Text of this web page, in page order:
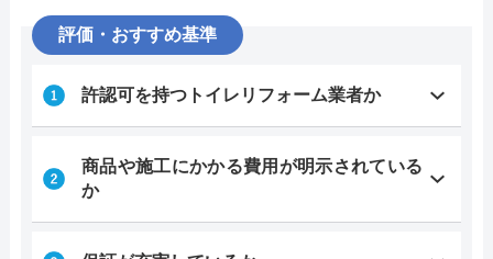
評価・おすすめ基準
許認可を持つトイレリフォーム業者か
商品や施工にかかる費用が明示されている
か